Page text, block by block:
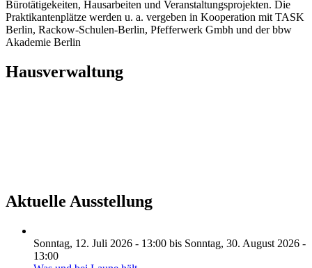
Bürotätigekeiten, Hausarbeiten und Veranstaltungsprojekten. Die
Praktikantenplätze werden u. a. vergeben in Kooperation mit TASK
Berlin, Rackow-Schulen-Berlin, Pfefferwerk Gmbh und der bbw
Akademie Berlin
Hausverwaltung
Aktuelle Ausstellung
Sonntag, 12. Juli 2026 - 13:00 bis Sonntag, 30. August 2026 -
13:00